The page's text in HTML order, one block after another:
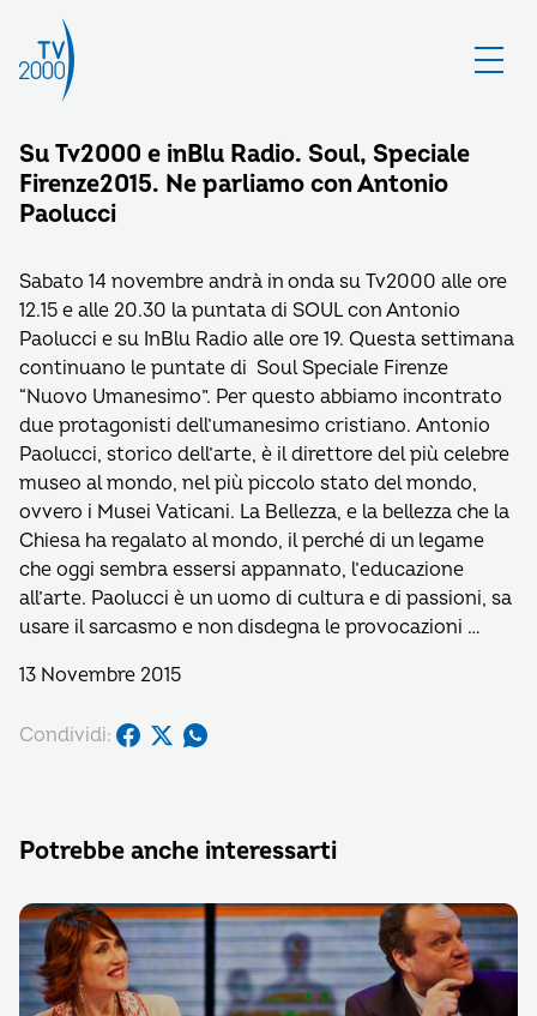
Su Tv2000 e inBlu Radio. Soul, Speciale
Firenze2015. Ne parliamo con Antonio
Paolucci
Sabato 14 novembre andrà in onda su Tv2000 alle ore
12.15 e alle 20.30 la puntata di SOUL con Antonio
Paolucci e su InBlu Radio alle ore 19. Questa settimana
continuano le puntate di Soul Speciale Firenze
“Nuovo Umanesimo”. Per questo abbiamo incontrato
due protagonisti dell’umanesimo cristiano. Antonio
Paolucci, storico dell’arte, è il direttore del più celebre
museo al mondo, nel più piccolo stato del mondo,
ovvero i Musei Vaticani. La Bellezza, e la bellezza che la
Chiesa ha regalato al mondo, il perché di un legame
che oggi sembra essersi appannato, l’educazione
all’arte. Paolucci è un uomo di cultura e di passioni, sa
usare il sarcasmo e non disdegna le provocazioni …
13 Novembre 2015
Condividi:
Potrebbe anche interessarti